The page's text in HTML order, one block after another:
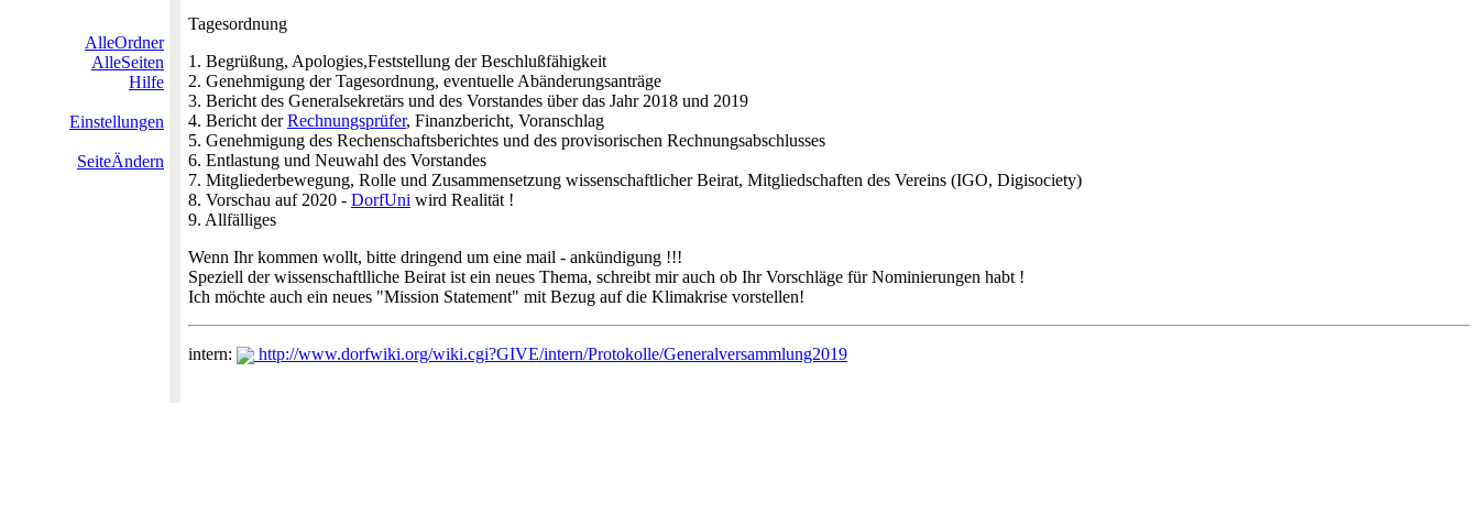
AlleOrdner
AlleSeiten
Hilfe
Einstellungen
SeiteÄndern
Tagesordnung
1. Begrüßung, Apologies,Feststellung der Beschlußfähigkeit
2. Genehmigung der Tagesordnung, eventuelle Abänderungsanträge
3. Bericht des Generalsekretärs und des Vorstandes über das Jahr 2018 und 2019
4. Bericht derRechnungsprüfer, Finanzbericht, Voranschlag
5. Genehmigung des Rechenschaftsberichtes und des provisorischen Rechnungsabschlusses
6. Entlastung und Neuwahl des Vorstandes
7. Mitgliederbewegung, Rolle und Zusammensetzung wissenschaftlicher Beirat, Mitgliedschaften des Vereins (IGO, Digisociety)
8. Vorschau auf 2020 - DorfUni wird Realität !
9. Allfälliges
Wenn Ihr kommen wollt, bitte dringend um eine mail - ankündigung !!!
Speziell der wissenschaftlliche Beirat ist ein neues Thema, schreibt mir auch ob Ihr Vorschläge für Nominierungen habt !
Ich möchte auch ein neues "Mission Statement" mit Bezug auf die Klimakrise vorstellen!
intern: http://www.dorfwiki.org/wiki.cgi?GIVE/intern/Protokolle/Generalversammlung2019